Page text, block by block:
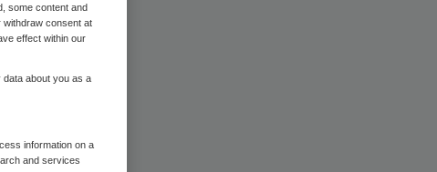
some content and
consent at
effect within our
data about you as a
information on a
and services